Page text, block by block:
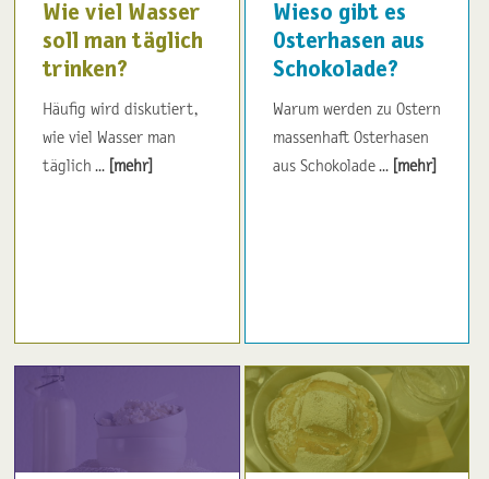
Wie viel Wasser
soll man täglich
trinken?
Häufig wird diskutiert,
wie viel Wasser man
täglich ... [mehr]
Wieso gibt es
Osterhasen aus
Schokolade?
Warum werden zu Ostern
massenhaft Osterhasen
aus Schokolade ... [mehr]